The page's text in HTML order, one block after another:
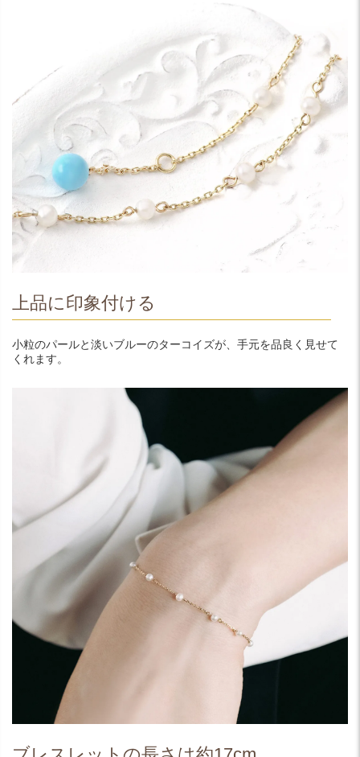
上品に印象付ける
小粒のパールと淡いブルーのターコイズが、手元を品良く見せて
くれます。